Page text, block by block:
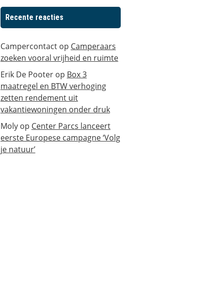
Recente reacties
Campercontactop Camperaars
zoeken vooral vrijheid en ruimte
Erik De Pooterop Box 3
maatregel en BTW verhoging
zetten rendement uit
vakantiewoningen onder druk
Molyop Center Parcs lanceert
eerste Europese campagne ‘Volg
je natuur’